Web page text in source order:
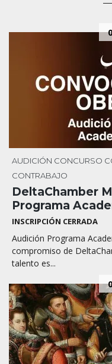
AUDICIÓN CONCURSO
CONTRABAJO
DeltaChamber
Programa
INSCRIPCIÓN CERRADA
Audición Programa
compromiso de
talento es...